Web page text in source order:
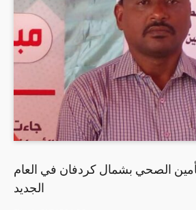
للتأمين الصحي بشمال كردفان في العام
الجديد